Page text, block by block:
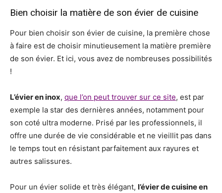
Bien choisir la matière de son évier de cuisine
Pour bien choisir son évier de cuisine, la première chose
à faire est de choisir minutieusement la matière première
de son évier. Et ici, vous avez de nombreuses possibilités
!
L’évier en inox, que l’on peut trouver sur ce site, est par
exemple la star des dernières années, notamment pour
son coté ultra moderne. Prisé par les professionnels, il
offre une durée de vie considérable et ne vieillit pas dans
le temps tout en résistant parfaitement aux rayures et
autres salissures.
Pour un évier solide et très élégant, l’évier de cuisine en